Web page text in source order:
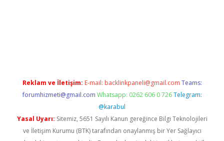
Reklam ve İletişim: E-mail: backlinkpaneli@gmail.com Teams:
forumhizmeti@gmail.com Whatsapp: 0262 606 0 726 Telegram:
@karabul
Yasal Uyarı: Sitemiz, 5651 Sayılı Kanun gereğince Bilgi Teknolojileri
ve İletişim Kurumu (BTK) tarafından onaylanmış bir Yer Sağlayıcı